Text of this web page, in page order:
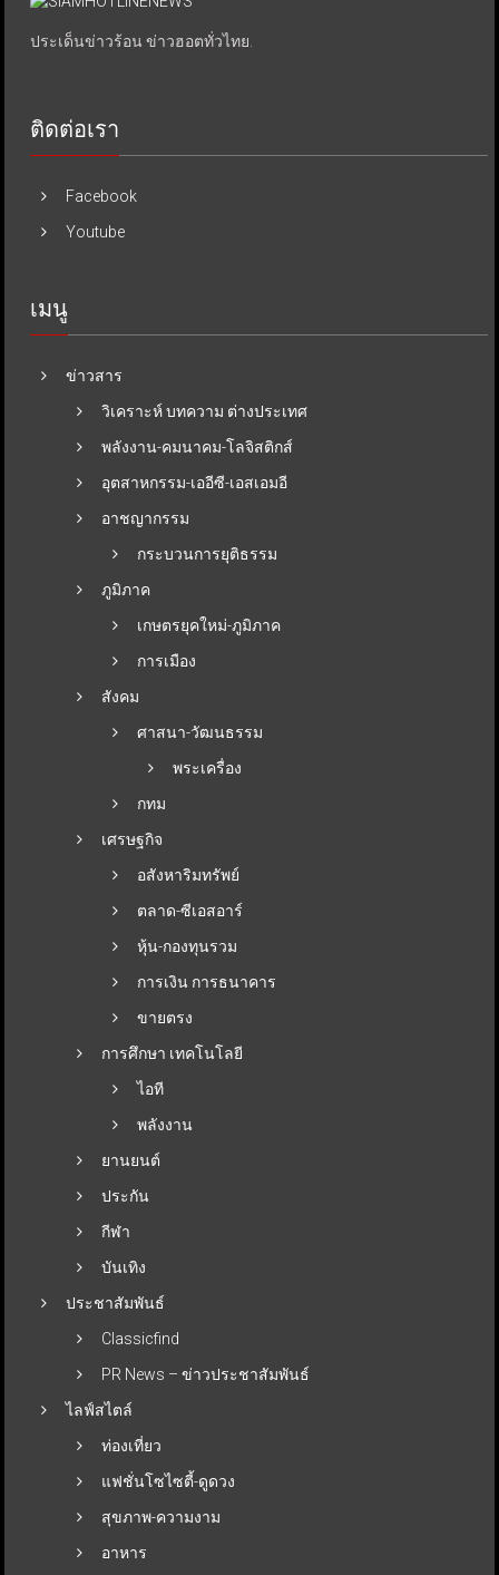
ประเด็นข่าวร้อน ข่าวฮอตทั่วไทย.
ติดต่อเรา
Facebook
Youtube
เมนู
ข่าวสาร
วิเคราะห์ บทความ ต่างประเทศ
พลังงาน-คมนาคม-โลจิสติกส์
อุตสาหกรรม-เออีซี-เอสเอมอี
อาชญากรรม
กระบวนการยุติธรรม
ภูมิภาค
เกษตรยุคใหม่-ภูมิภาค
การเมือง
สังคม
ศาสนา-วัฒนธรรม
พระเครื่อง
กทม
เศรษฐกิจ
อสังหาริมทรัพย์
ตลาด-ซีเอสอาร์
หุ้น-กองทุนรวม
การเงิน การธนาคาร
ขายตรง
การศึกษา เทคโนโลยี
ไอที
พลังงาน
ยานยนต์
ประกัน
กีฬา
บันเทิง
ประชาสัมพันธ์
Classicfind
PR News – ข่าวประชาสัมพันธ์
ไลฟ์สไตล์
ท่องเที่ยว
แฟชั่นโซไซตี้-ดูดวง
สุขภาพ-ความงาม
อาหาร